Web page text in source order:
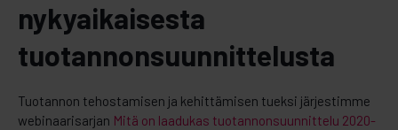
nykyaikaisesta
tuotannonsuunnittelusta
Tuotannon tehostamisen ja kehittämisen tueksi järjestimme
webinaarisarjan Mitä on laadukas tuotannonsuunnittelu 2020-